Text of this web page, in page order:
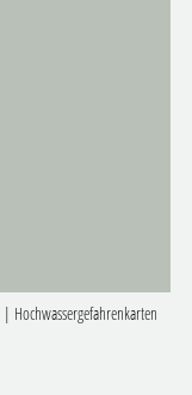
| Hochwassergefahrenkarten